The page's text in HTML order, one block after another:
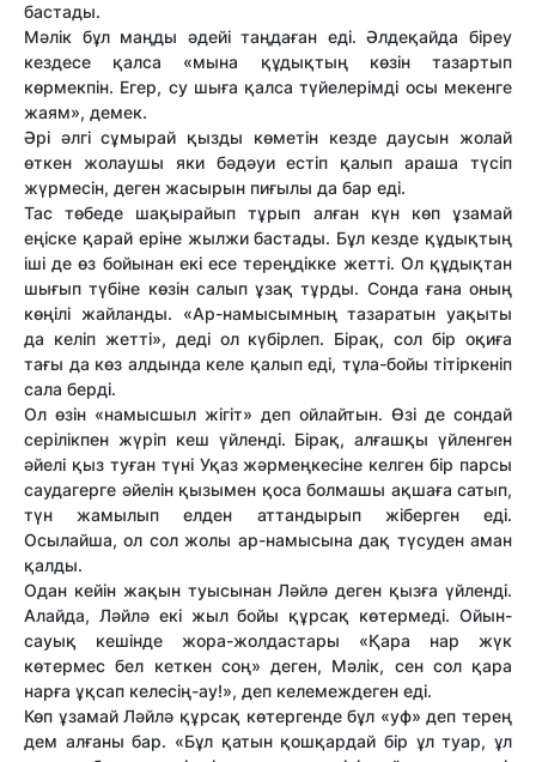
бастады.
Мәлік бұл маңды әдейі таңдаған еді. Әлдеқайда біреу
кездесе қалса «мына құдықтың көзін тазартып
көрмекпін. Егер, су шыға қалса түйелерімді осы мекенге
жаям», демек.
Әрі әлгі сұмырай қызды көметін кезде даусын жолай
өткен жолаушы яки бәдәуи естіп қалып араша түсіп
жүрмесін, деген жасырын пиғылы да бар еді.
Тас төбеде шақырайып тұрып алған күн көп ұзамай
еңіске қарай еріне жылжи бастады. Бұл кезде құдықтың
іші де өз бойынан екі есе тереңдікке жетті. Ол құдықтан
шығып түбіне көзін салып ұзақ тұрды. Сонда ғана оның
көңілі жайланды. «Ар-намысымның тазаратын уақыты
да келіп жетті», деді ол күбірлеп. Бірақ, сол бір оқиға
тағы да көз алдында келе қалып еді, тұла-бойы тітіркеніп
сала берді.
Ол өзін «намысшыл жігіт» деп ойлайтын. Өзі де сондай
серілікпен жүріп кеш үйленді. Бірақ, алғашқы үйленген
әйелі қыз туған түні Уқаз жәрмеңкесіне келген бір парсы
саудагерге әйелін қызымен қоса болмашы ақшаға сатып,
түн жамылып елден аттандырып жіберген еді.
Осылайша, ол сол жолы ар-намысына дақ түсуден аман
қалды.
Одан кейін жақын туысынан Ләйлә деген қызға үйленді.
Алайда, Ләйлә екі жыл бойы құрсақ көтермеді. Ойын-
сауық кешінде жора-жолдастары «Қара нар жүк
көтермес бел кеткен соң» деген, Мәлік, сен сол қара
нарға ұқсап келесің-ау!», деп келемеждеген еді.
Көп ұзамай Ләйлә құрсақ көтергенде бұл «уф» деп терең
дем алғаны бар. «Бұл қатын қошқардай бір ұл туар, ұл